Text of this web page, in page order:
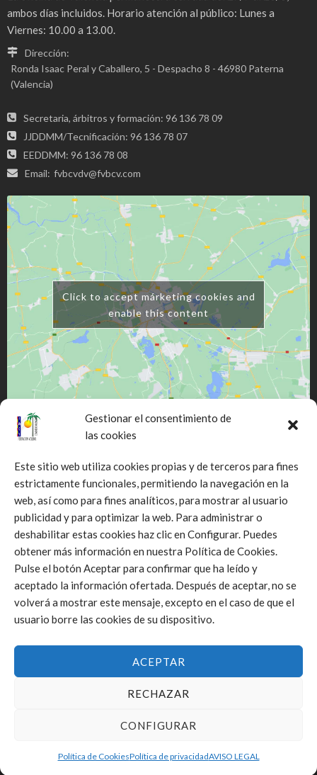
Gestionar el consentimiento de
las cookies
Este sitio web utiliza cookies propias y de terceros para fines
estrictamente funcionales, permitiendo la navegación en la
web, así como para fines analíticos, para mostrar al usuario
publicidad y para optimizar la web. Para administrar o
deshabilitar estas cookies haz clic en Configurar. Puedes
obtener más información en nuestra Política de Cookies.
Pulse el botón Aceptar para confirmar que ha leído y
aceptado la información ofertada. Después de aceptar, no se
volverá a mostrar este mensaje, excepto en el caso de que el
usuario borre las cookies de su dispositivo.
ACEPTAR
RECHAZAR
CONFIGURAR
Política de CookiesPolítica de privacidadAVISO LEGAL
ambos días incluidos. Horario atención al público: Lunes a
Viernes: 10.00 a 13.00.
Dirección:
Ronda Isaac Peral y Caballero, 5 - Despacho 8 - 46980 Paterna
(Valencia)
Secretaria, árbitros y formación: 96 136 78 09
JJDDMM/Tecnificación: 96 136 78 07
EEDDMM: 96 136 78 08
Email: fvbcvdv@fvbcv.com
Click to accept márketing cookies and
enable this content
Click to accept márketing cookies and
enable this content
FEDERACIÓN DE VOLEIBOL DE LA COMUNIDAD VALENCIANA © 2025